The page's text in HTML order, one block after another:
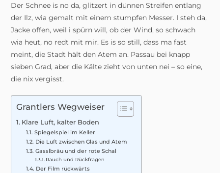
Der Schnee is no da, glitzert in dünnen Streifen entlang
der Ilz, wia gemalt mit einem stumpfen Messer. I steh da,
Jacke offen, weil i spürn will, ob der Wind, so schwach
wia heut, no redt mit mir. Es is so still, dass ma fast
meint, die Stadt hält den Atem an. Passau bei knapp
sieben Grad, aber die Kälte zieht von unten nei – so eine,
die nix vergisst.
Grantlers Wegweiser
Klare Luft, kalter Boden
Spiegelspiel im Keller
Die Luft zwischen Glas und Atem
Gasslbräu und der rote Schal
Rauch und Rückfragen
Der Film rückwärts